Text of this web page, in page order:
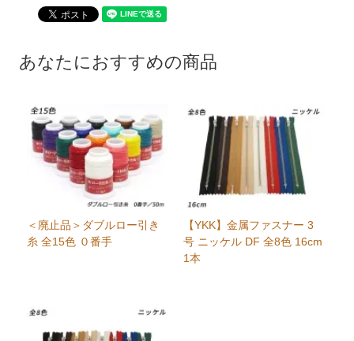
あなたにおすすめの商品
＜廃止品＞ダブルロー引き
糸 全15色 ０番手
【YKK】金属ファスナー 3
号 ニッケル DF 全8色 16cm
1本